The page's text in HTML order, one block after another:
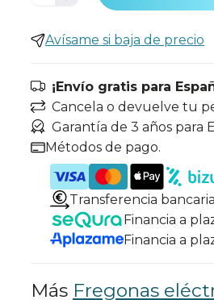
Avísame si baja de precio
¡Envío gratis para
Cancela o devuelve tu
Garantía de 3 años para
Métodos de pago.
Transferencia bancaria
Financia a
Financia a
Más Fregonas